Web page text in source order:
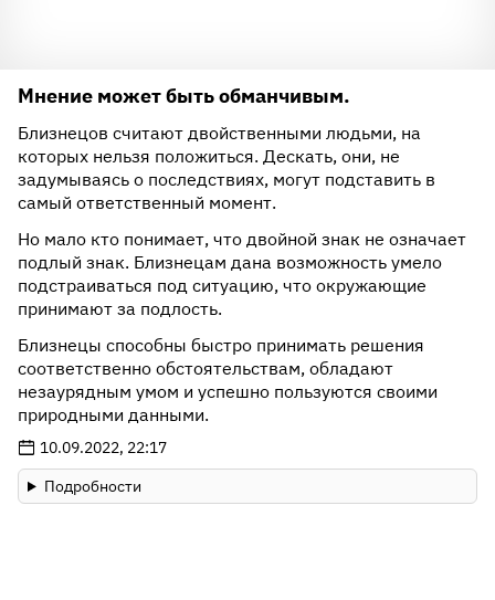
Мнение может быть обманчивым.
Близнецов считают двойственными людьми, на
которых нельзя положиться. Дескать, они, не
задумываясь о последствиях, могут подставить в
самый ответственный момент.
Но мало кто понимает, что двойной знак не означает
подлый знак. Близнецам дана возможность умело
подстраиваться под ситуацию, что окружающие
принимают за подлость.
Близнецы способны быстро принимать решения
соответственно обстоятельствам, обладают
незаурядным умом и успешно пользуются своими
природными данными.
10.09.2022, 22:17
Подробности